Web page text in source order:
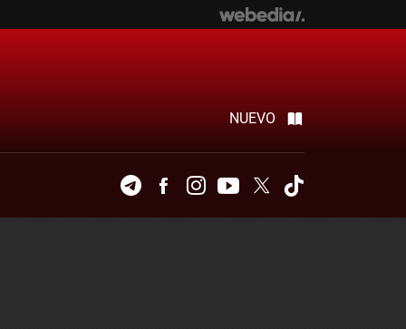
NUEVO
TelegramFacebookInstagramYoutubeTwitter